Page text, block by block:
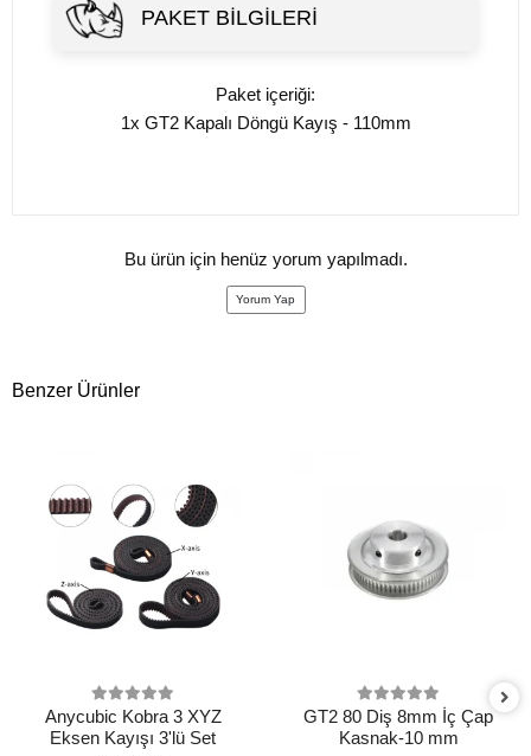
PAKET BILGILERI
Paket içeriği:
1x GT2 Kapalı Döngü Kayış - 110mm
Bu ürün için henüz yorum yapılmadı.
Yorum Yap
Benzer Ürünler
Anycubic Kobra 3 XYZ
Eksen Kayışı 3'lü Set
GT2 80 Diş 8mm İç Çap
Kasnak-10 mm